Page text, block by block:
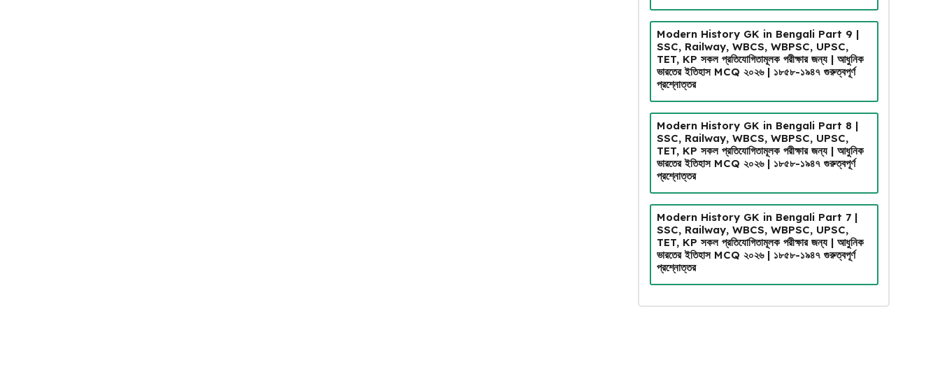
Modern History GK in Bengali Part 9 |
SSC, Railway, WBCS, WBPSC, UPSC,
TET, KP সকল প্রতিযোগিতামূলক পরীক্ষার জন্য | আধুনিক
ভারতের ইতিহাস MCQ ২০২৬ | ১৮৫৮-১৯৪৭ গুরুত্বপূর্ণ
প্রশ্নোত্তর
Modern History GK in Bengali Part 8 |
SSC, Railway, WBCS, WBPSC, UPSC,
TET, KP সকল প্রতিযোগিতামূলক পরীক্ষার জন্য | আধুনিক
ভারতের ইতিহাস MCQ ২০২৬ | ১৮৫৮-১৯৪৭ গুরুত্বপূর্ণ
প্রশ্নোত্তর
Modern History GK in Bengali Part 7 |
SSC, Railway, WBCS, WBPSC, UPSC,
TET, KP সকল প্রতিযোগিতামূলক পরীক্ষার জন্য | আধুনিক
ভারতের ইতিহাস MCQ ২০২৬ | ১৮৫৮-১৯৪৭ গুরুত্বপূর্ণ
প্রশ্নোত্তর